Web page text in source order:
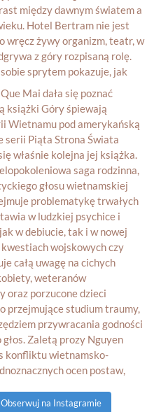
Obserwuj na Instagramie